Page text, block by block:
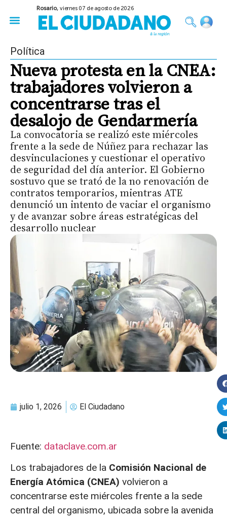
Rosario,viernes 07 de agosto de 2026
Política
Nueva protesta en la CNEA:
trabajadores volvieron a
concentrarse tras el
desalojo de Gendarmería
La convocatoria se realizó este miércoles
frente a la sede de Núñez para rechazar las
desvinculaciones y cuestionar el operativo
de seguridad del día anterior. El Gobierno
sostuvo que se trató de la no renovación de
contratos temporarios, mientras ATE
denunció un intento de vaciar el organismo
y de avanzar sobre áreas estratégicas del
desarrollo nuclear
julio 1, 2026 El Ciudadano
Fuente: dataclave.com.ar
Los trabajadores de la Comisión Nacional de
Energía Atómica (CNEA) volvieron a
concentrarse este miércoles frente a la sede
central del organismo, ubicada sobre la avenida